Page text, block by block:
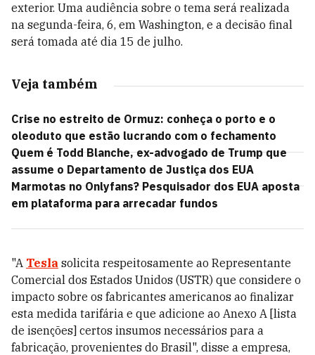
exterior. Uma audiência sobre o tema será realizada
na segunda-feira, 6, em Washington, e a decisão final
será tomada até dia 15 de julho.
Veja também
Crise no estreito de Ormuz: conheça o porto e o
oleoduto que estão lucrando com o fechamento
Quem é Todd Blanche, ex-advogado de Trump que
assume o Departamento de Justiça dos EUA
Marmotas no Onlyfans? Pesquisador dos EUA aposta
em plataforma para arrecadar fundos
"A Tesla solicita respeitosamente ao Representante
Comercial dos Estados Unidos (USTR) que considere o
impacto sobre os fabricantes americanos ao finalizar
esta medida tarifária e que adicione ao Anexo A [lista
de isenções] certos insumos necessários para a
fabricação, provenientes do Brasil", disse a empresa,